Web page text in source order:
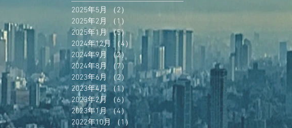
2025年5月 （2）
2025年2月
（1）
2025年1月 （5）5件の記事
2024年12月
（4）
4件の記事
2024年9月
（2）
2件の記事
2024年8月
（7）
7件の記事
2023年6月
（2）2件の記事
2023年4月
（1） 1件の記事
2023年2月
（6）6件の記事
2023年1月 （4）4件の記事
2022年10月
（1）
1件の記事